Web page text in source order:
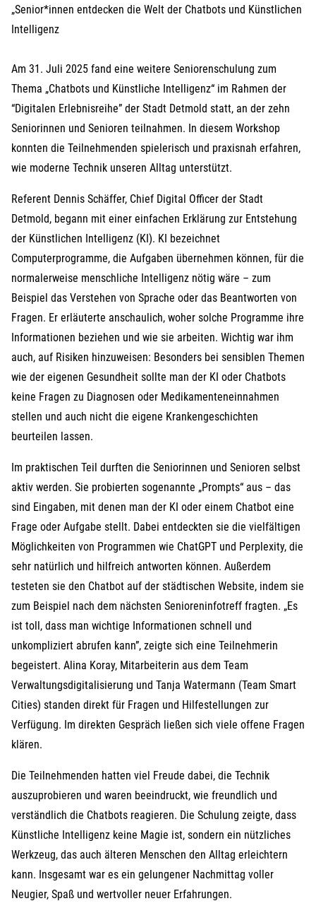
„Senior*innen entdecken die Welt der Chatbots und Künstlichen
Intelligenz
Am 31. Juli 2025 fand eine weitere Seniorenschulung zum
Thema „Chatbots und Künstliche Intelligenz“ im Rahmen der
“Digitalen Erlebnisreihe” der Stadt Detmold statt, an der zehn
Seniorinnen und Senioren teilnahmen. In diesem Workshop
konnten die Teilnehmenden spielerisch und praxisnah erfahren,
wie moderne Technik unseren Alltag unterstützt.
Referent Dennis Schäffer, Chief Digital Officer der Stadt
Detmold, begann mit einer einfachen Erklärung zur Entstehung
der Künstlichen Intelligenz (KI). KI bezeichnet
Computerprogramme, die Aufgaben übernehmen können, für die
normalerweise menschliche Intelligenz nötig wäre – zum
Beispiel das Verstehen von Sprache oder das Beantworten von
Fragen. Er erläuterte anschaulich, woher solche Programme ihre
Informationen beziehen und wie sie arbeiten. Wichtig war ihm
auch, auf Risiken hinzuweisen: Besonders bei sensiblen Themen
wie der eigenen Gesundheit sollte man der KI oder Chatbots
keine Fragen zu Diagnosen oder Medikamenteneinnahmen
stellen und auch nicht die eigene Krankengeschichten
beurteilen lassen.
Im praktischen Teil durften die Seniorinnen und Senioren selbst
aktiv werden. Sie probierten sogenannte „Prompts“ aus – das
sind Eingaben, mit denen man der KI oder einem Chatbot eine
Frage oder Aufgabe stellt. Dabei entdeckten sie die vielfältigen
Möglichkeiten von Programmen wie ChatGPT und Perplexity, die
sehr natürlich und hilfreich antworten können. Außerdem
testeten sie den Chatbot auf der städtischen Website, indem sie
zum Beispiel nach dem nächsten Senioreninfotreff fragten. „Es
ist toll, dass man wichtige Informationen schnell und
unkompliziert abrufen kann”, zeigte sich eine Teilnehmerin
begeistert. Alina Koray, Mitarbeiterin aus dem Team
Verwaltungsdigitalisierung und Tanja Watermann (Team Smart
Cities) standen direkt für Fragen und Hilfestellungen zur
Verfügung. Im direkten Gespräch ließen sich viele offene Fragen
klären.
Die Teilnehmenden hatten viel Freude dabei, die Technik
auszuprobieren und waren beeindruckt, wie freundlich und
verständlich die Chatbots reagieren. Die Schulung zeigte, dass
Künstliche Intelligenz keine Magie ist, sondern ein nützliches
Werkzeug, das auch älteren Menschen den Alltag erleichtern
kann. Insgesamt war es ein gelungener Nachmittag voller
Neugier, Spaß und wertvoller neuer Erfahrungen.